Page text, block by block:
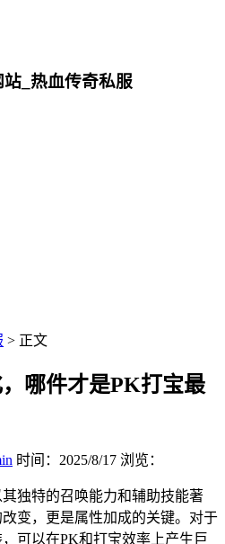
_热血传奇私服
> 正文
哪件才是PK打宝最
时间： 2025/8/17 浏览：
独特的召唤能力和辅助技能著
变，更是属性加成的关键。对于
可以在PK和打宝效率上产生巨